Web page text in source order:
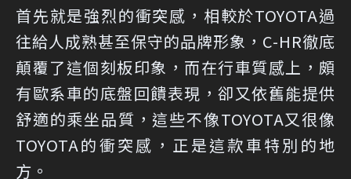
首先就是強烈的衝突感，相較於TOYOTA過
往給人成熟甚至保守的品牌形象，C-HR徹底
顛覆了這個刻板印象，而在行車質感上，頗
有歐系車的底盤回饋表現，卻又依舊能提供
舒適的乘坐品質，這些不像TOYOTA又很像
TOYOTA的衝突感，正是這款車特別的地
方。